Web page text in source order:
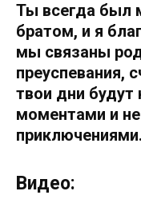
Ты всегда
братом, и я
мы связаны
преуспевания,
твои дни
моментами и
Видео: